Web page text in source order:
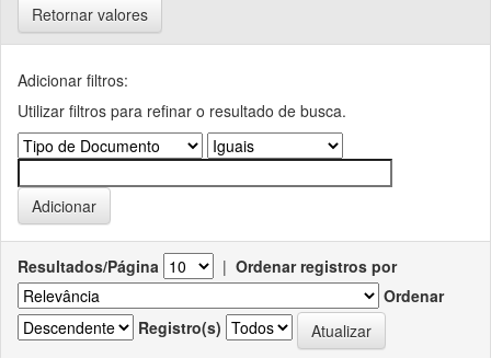
Retornar valores
Adicionar filtros:
Utilizar filtros para refinar o resultado de busca.
Resultados/Página | Ordenar registros por
Ordenar
Registro(s)